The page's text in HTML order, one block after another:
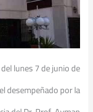
lunes 7 de junio de
desempeñado por la